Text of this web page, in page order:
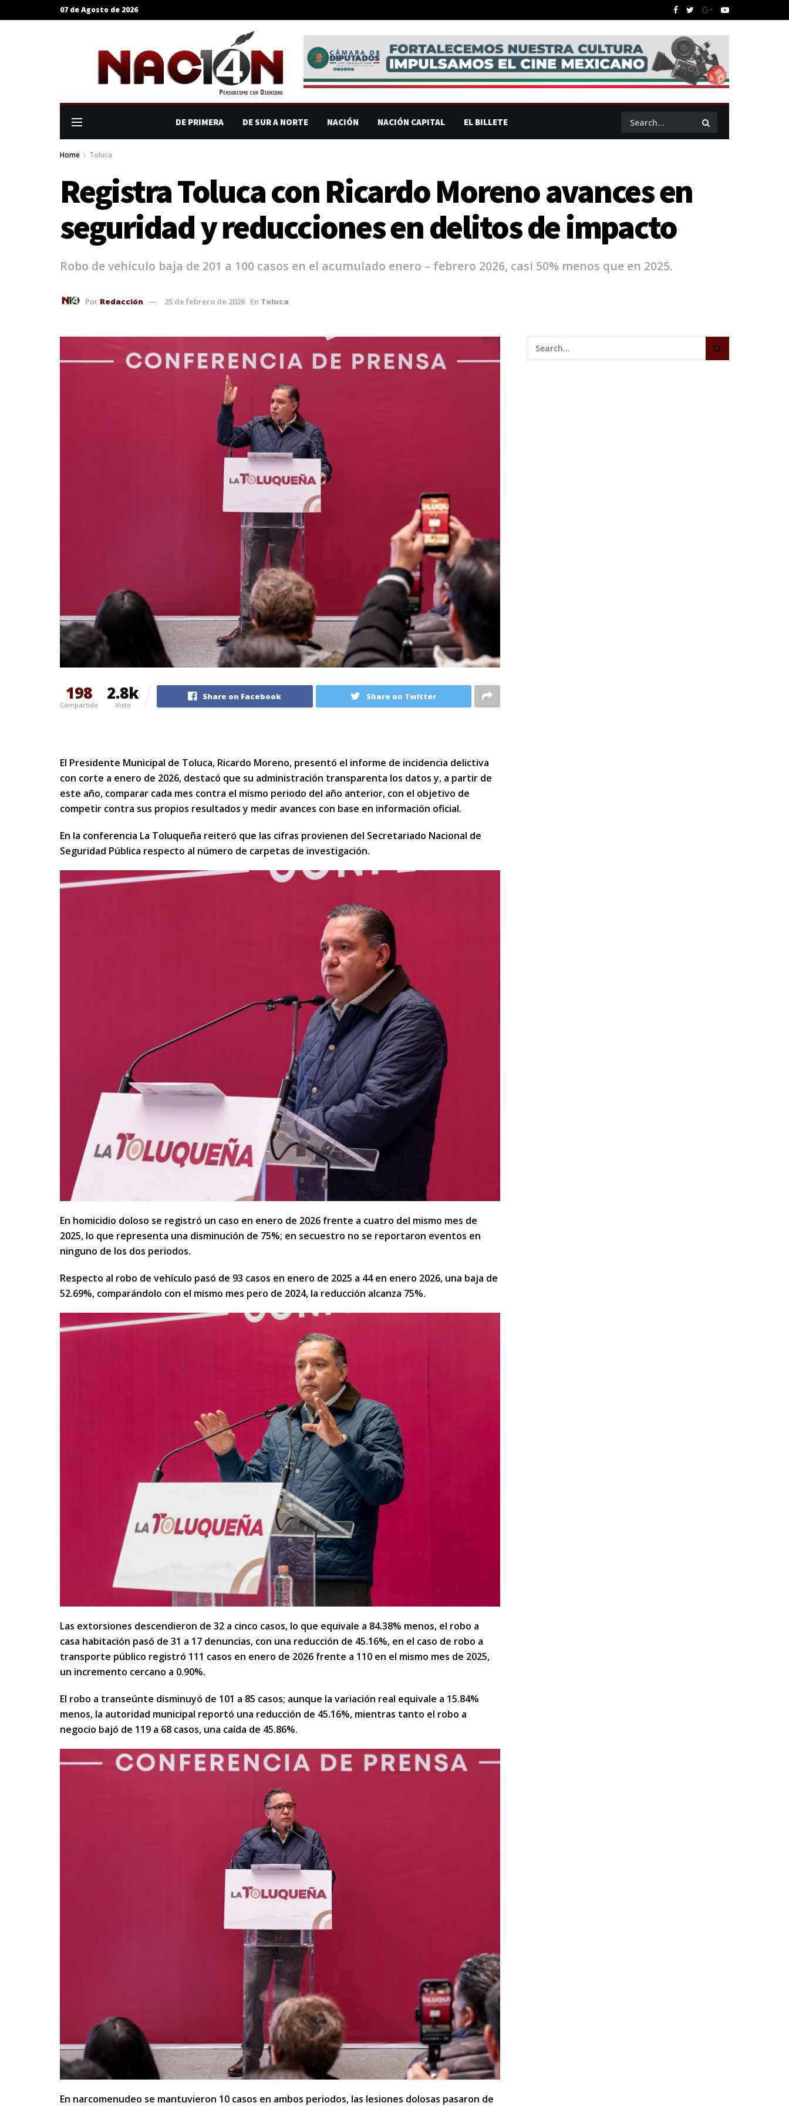
07 de Agosto de 2026
DE PRIMERA DE SUR A NORTE NACIÓN NACIÓN CAPITAL EL BILLETE
Home Toluca
Registra Toluca con Ricardo Moreno avances en
seguridad y reducciones en delitos de impacto
Robo de vehículo baja de 201 a 100 casos en el acumulado enero – febrero 2026, casi 50% menos que en 2025.
Por Redacción 25 de febrero de 2026 En Toluca
198
Compartido
2.8k
Visto
Share on Facebook Share on Twitter
El Presidente Municipal de Toluca, Ricardo Moreno, presentó el informe de incidencia delictiva
con corte a enero de 2026, destacó que su administración transparenta los datos y, a partir de
este año, comparar cada mes contra el mismo periodo del año anterior, con el objetivo de
competir contra sus propios resultados y medir avances con base en información oficial.
En la conferencia La Toluqueña reiteró que las cifras provienen del Secretariado Nacional de
Seguridad Pública respecto al número de carpetas de investigación.
En homicidio doloso se registró un caso en enero de 2026 frente a cuatro del mismo mes de
2025, lo que representa una disminución de 75%; en secuestro no se reportaron eventos en
ninguno de los dos periodos.
Respecto al robo de vehículo pasó de 93 casos en enero de 2025 a 44 en enero 2026, una baja de
52.69%, comparándolo con el mismo mes pero de 2024, la reducción alcanza 75%.
Las extorsiones descendieron de 32 a cinco casos, lo que equivale a 84.38% menos, el robo a
casa habitación pasó de 31 a 17 denuncias, con una reducción de 45.16%, en el caso de robo a
transporte público registró 111 casos en enero de 2026 frente a 110 en el mismo mes de 2025,
un incremento cercano a 0.90%.
El robo a transeúnte disminuyó de 101 a 85 casos; aunque la variación real equivale a 15.84%
menos, la autoridad municipal reportó una reducción de 45.16%, mientras tanto el robo a
negocio bajó de 119 a 68 casos, una caída de 45.86%.
En narcomenudeo se mantuvieron 10 casos en ambos periodos, las lesiones dolosas pasaron de